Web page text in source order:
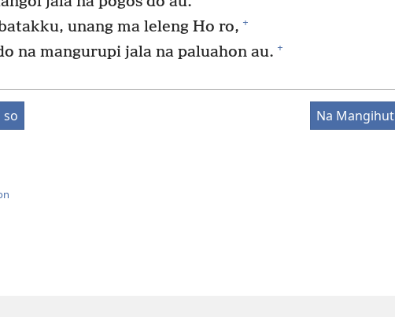
unang ma leleng Ho ro, +
na mangurupi jala na paluahon au. +
so Na Mangihut